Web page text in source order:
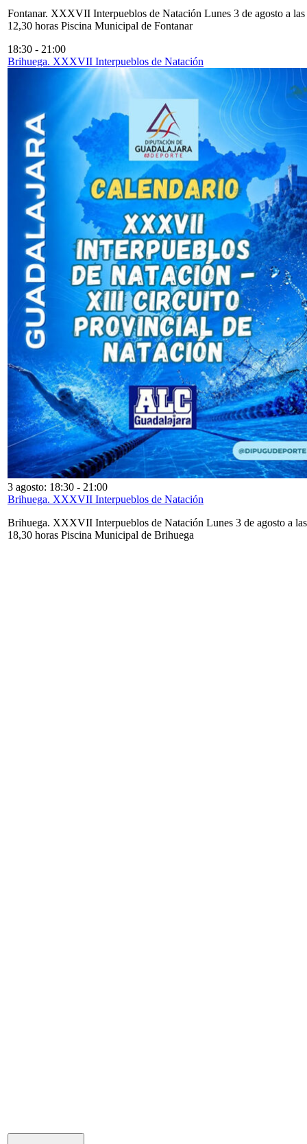
Fontanar. XXXVII Interpueblos de Natación Lunes 3 de agosto a las
12,30 horas Piscina Municipal de Fontanar
18:30 - 21:00
Brihuega. XXXVII Interpueblos de Natación
3 agosto: 18:30 - 21:00
Brihuega. XXXVII Interpueblos de Natación
Brihuega. XXXVII Interpueblos de Natación Lunes 3 de agosto a las
18,30 horas Piscina Municipal de Brihuega